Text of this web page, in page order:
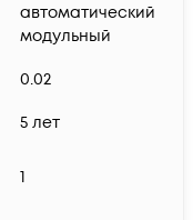
автоматический
модульный
0.02
5 лет
1